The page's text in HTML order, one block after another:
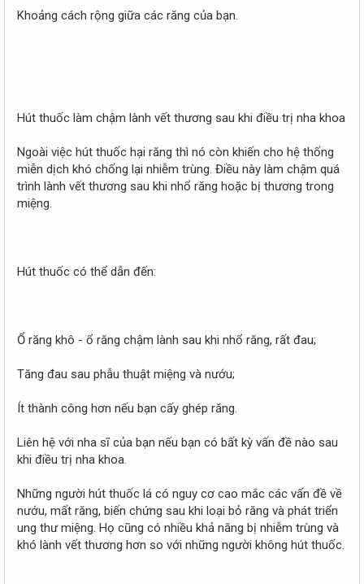
Khoảng cách rộng giữa các răng của bạn.
Hút thuốc làm chậm lành vết thương sau khi điều trị nha khoa
Ngoài việc hút thuốc hại răng thì nó còn khiến cho hệ thống
miễn dịch khó chống lại nhiễm trùng. Điều này làm chậm quá
trình lành vết thương sau khi nhổ răng hoặc bị thương trong
miệng.
Hút thuốc có thể dẫn đến:
Ổ răng khô - ổ răng chậm lành sau khi nhổ răng, rất đau;
Tăng đau sau phẫu thuật miệng và nướu;
Ít thành công hơn nếu bạn cấy ghép răng.
Liên hệ với nha sĩ của bạn nếu bạn có bất kỳ vấn đề nào sau
khi điều trị nha khoa.
Những người hút thuốc lá có nguy cơ cao mắc các vấn đề về
nướu, mất răng, biến chứng sau khi loại bỏ răng và phát triển
ung thư miệng. Họ cũng có nhiều khả năng bị nhiễm trùng và
khó lành vết thương hơn so với những người không hút thuốc.